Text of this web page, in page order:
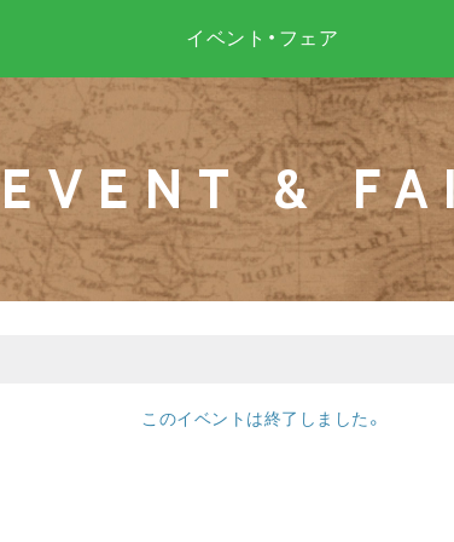
イベント・フェア
EVENT &
このイベントは終了しました。